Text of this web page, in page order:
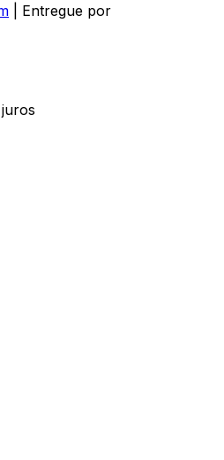
| Entregue por